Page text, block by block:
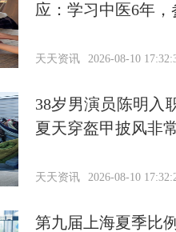
应：学习中医6年
天天资讯 2026-08-10
38岁男演员陈明入
夏天穿盔甲披风非
天天资讯 2026-08-10
第九届上海夏季比